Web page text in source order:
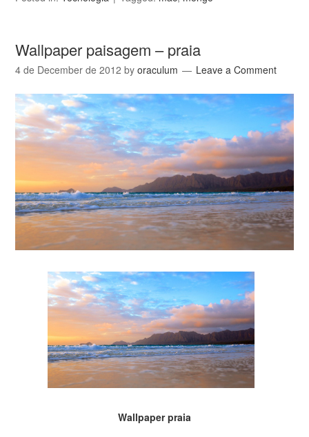
Wallpaper paisagem – praia
4 de December de 2012 byoraculum Leave a Comment
Wallpaper praia